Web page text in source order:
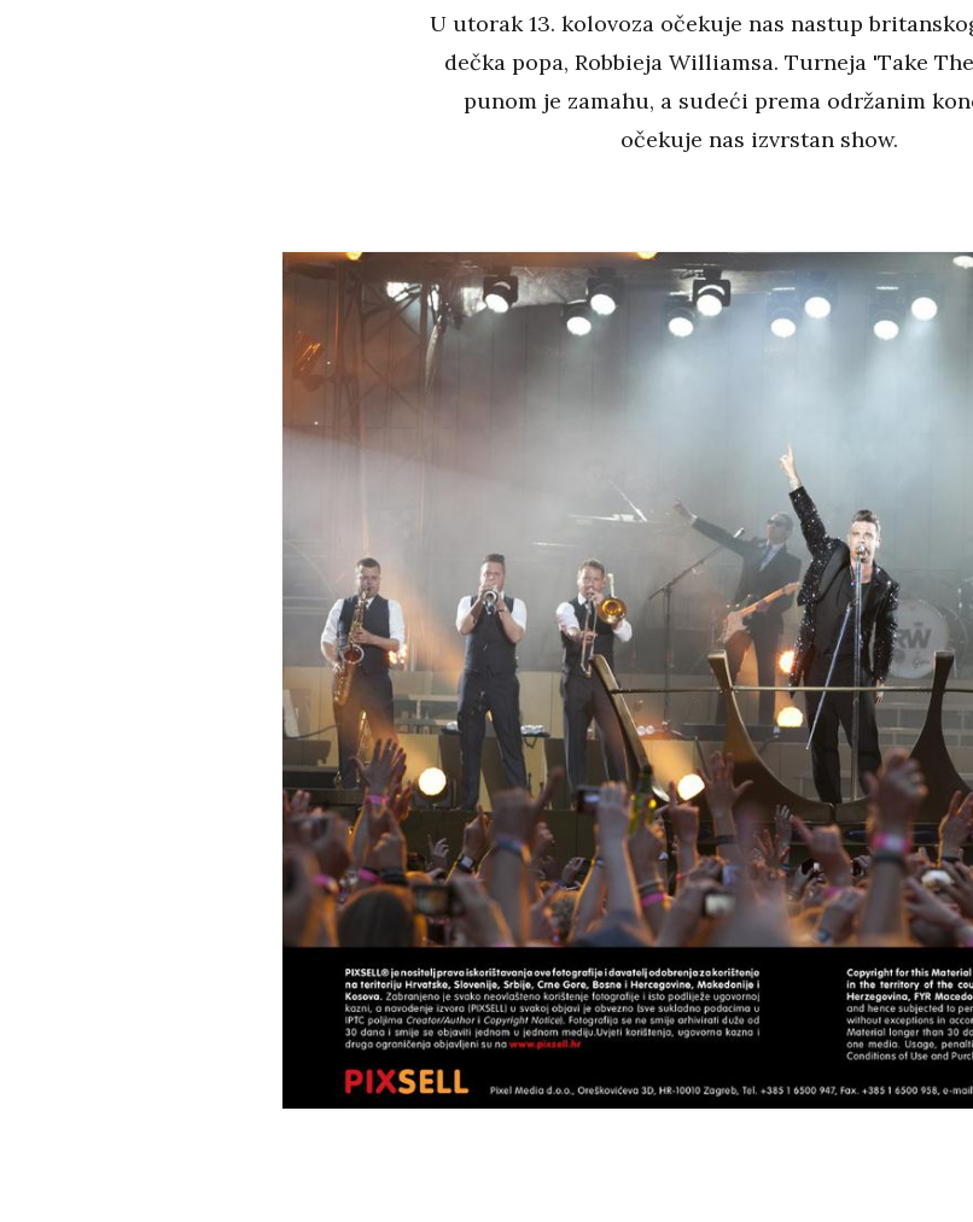
U utorak 13. kolovoza očekuje nas nastup
dečka popa, Robbieja Williamsa. Turneja 'Take
punom je zamahu, a sudeći prema održanim
očekuje nas izvrstan show.